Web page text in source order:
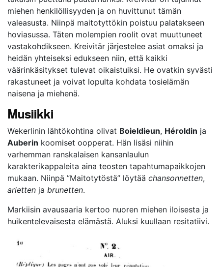
miehen henkilöllisyyden ja on huvittunut tämän
valeasusta. Niinpä maitotyttökin poistuu palatakseen
hoviasussa. Täten molempien roolit ovat muuttuneet
vastakohdikseen. Kreivitär järjestelee asiat omaksi ja
heidän yhteiseksi edukseen niin, että kaikki
väärinkäsitykset tulevat oikaistuiksi. He ovatkin syvästi
rakastuneet ja voivat lopulta kohdata tosielämän
naisena ja miehenä.
Musiikki
Wekerlinin lähtökohtina olivat Boieldieun, Héroldin ja
Auberin koomiset oopperat. Hän lisäsi niihin
varhemman ranskalaisen kansanlaulun
karakterikappaleita aina teosten tapahtumapaikkojen
mukaan. Niinpä ”Maitotytöstä” löytää chansonnetten,
arietten ja brunetten.
Markiisin avausaaria kertoo nuoren miehen iloisesta ja
huikentelevaisesta elämästä. Aluksi kuullaan resitatiivi.